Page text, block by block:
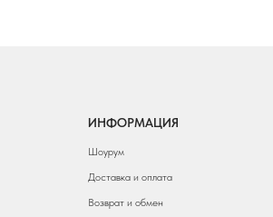
ИНФОРМАЦИЯ
Шоурум
Доставка и оплата
Возврат и обмен